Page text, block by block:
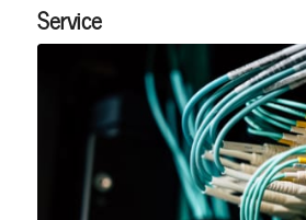
Service